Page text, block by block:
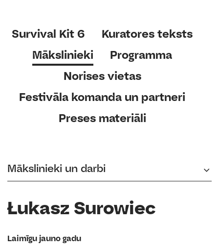
Survival Kit 6
Kuratores teksts
Mākslinieki
Programma
Norises vietas
Festivāla komanda un partneri
Preses materiāli
Mākslinieki un darbi
Łukasz Surowiec
Laimīgu jauno gadu